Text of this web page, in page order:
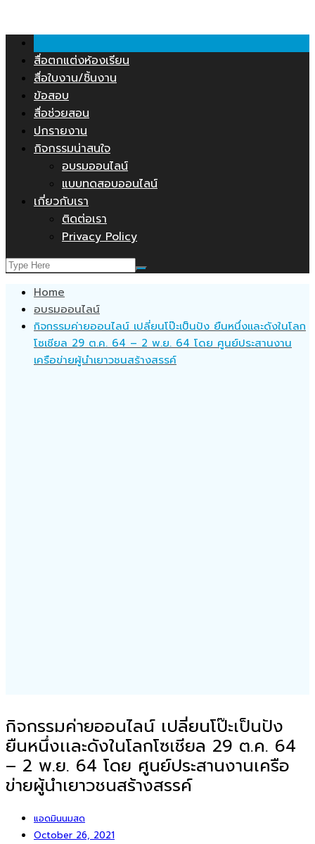
content
สื่อตกแต่งห้องเรียน
สื่อใบงาน/ชิ้นงาน
ข้อสอบ
สื่อช่วยสอน
ปกรายงาน
กิจกรรมน่าสนใจ
อบรมออนไลน์
แบบทดสอบออนไลน์
เกี่ยวกับเรา
ติดต่อเรา
Privacy Policy
Home
อบรมออนไลน์
กิจกรรมค่ายออนไลน์ เปลี่ยนโป๊ะเป็นปัง ยืนหนึ่งเเละดังในโลก
โซเชียล 29 ต.ค. 64 – 2 พ.ย. 64 โดย ศูนย์ประสานงาน
เครือข่ายผู้นำเยาวชนสร้างสรรค์
กิจกรรมค่ายออนไลน์ เปลี่ยนโป๊ะเป็นปัง
ยืนหนึ่งเเละดังในโลกโซเชียล 29 ต.ค. 64
– 2 พ.ย. 64 โดย ศูนย์ประสานงานเครือ
ข่ายผู้นำเยาวชนสร้างสรรค์
แอดมินนมสด
October 26, 2021